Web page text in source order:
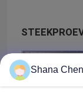
Shana Chen